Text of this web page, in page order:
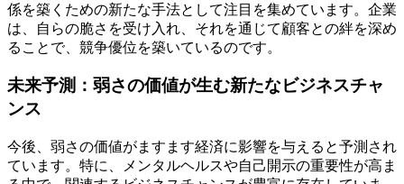
係を築くための新たな手法として注目を集めています。企業
は、自らの脆さを受け入れ、それを通じて顧客との絆を深め
ることで、競争優位を築いているのです。
未来予測：弱さの価値が生む新たなビジネスチャ
ンス
今後、弱さの価値がますます経済に影響を与えると予測され
ています。特に、メンタルヘルスや自己開示の重要性が高ま